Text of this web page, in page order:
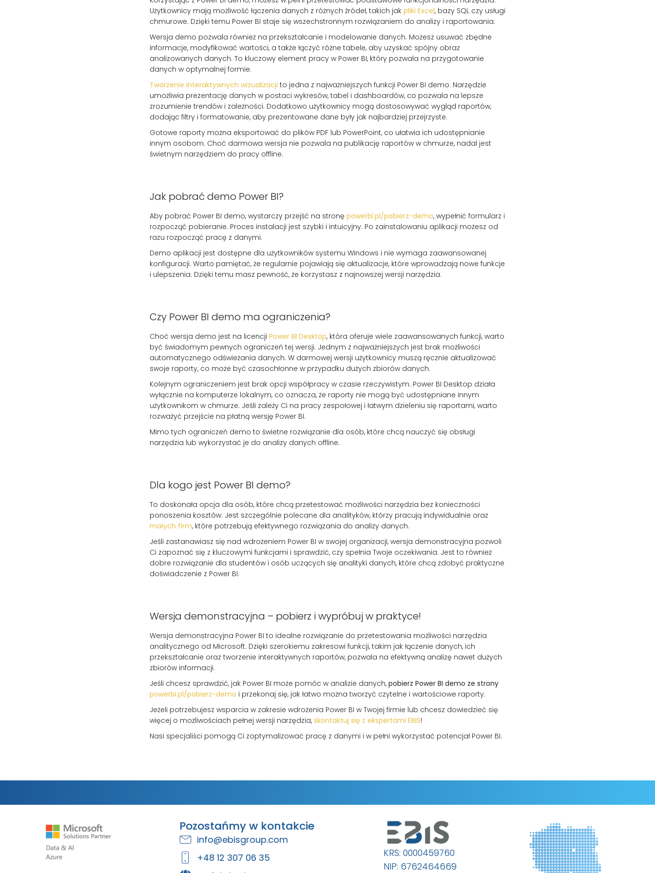
Użytkownicy mają możliwość łączenia danych z różnych źródeł, takich jak pliki Excel, bazy SQL czy usługi
chmurowe. Dzięki temu Power BI staje się wszechstronnym rozwiązaniem do analizy i raportowania.
Wersja demo pozwala również na przekształcanie i modelowanie danych. Możesz usuwać zbędne
informacje, modyfikować wartości, a także łączyć różne tabele, aby uzyskać spójny obraz
analizowanych danych. To kluczowy element pracy w Power BI, który pozwala na przygotowanie
danych w optymalnej formie.
Tworzenie interaktywnych wizualizacji to jedna z najważniejszych funkcji Power BI demo. Narzędzie
umożliwia prezentację danych w postaci wykresów, tabel i dashboardów, co pozwala na lepsze
zrozumienie trendów i zależności. Dodatkowo użytkownicy mogą dostosowywać wygląd raportów,
dodając filtry i formatowanie, aby prezentowane dane były jak najbardziej przejrzyste.
Gotowe raporty można eksportować do plików PDF lub PowerPoint, co ułatwia ich udostępnianie
innym osobom. Choć darmowa wersja nie pozwala na publikację raportów w chmurze, nadal jest
świetnym narzędziem do pracy offline.
Jak pobrać demo Power BI?
Aby pobrać Power BI demo, wystarczy przejść na stronę powerbi.pl/pobierz-demo, wypełnić formularz i
rozpocząć pobieranie. Proces instalacji jest szybki i intuicyjny. Po zainstalowaniu aplikacji możesz od
razu rozpocząć pracę z danymi.
Demo aplikacji jest dostępne dla użytkowników systemu Windows i nie wymaga zaawansowanej
konfiguracji. Warto pamiętać, że regularnie pojawiają się aktualizacje, które wprowadzają nowe funkcje
i ulepszenia. Dzięki temu masz pewność, że korzystasz z najnowszej wersji narzędzia.
Czy Power BI demo ma ograniczenia?
Choć wersja demo jest na licencji Power BI Desktop, która oferuje wiele zaawansowanych funkcji, warto
być świadomym pewnych ograniczeń tej wersji. Jednym z najważniejszych jest brak możliwości
automatycznego odświeżania danych. W darmowej wersji użytkownicy muszą ręcznie aktualizować
swoje raporty, co może być czasochłonne w przypadku dużych zbiorów danych.
Kolejnym ograniczeniem jest brak opcji współpracy w czasie rzeczywistym. Power BI Desktop działa
wyłącznie na komputerze lokalnym, co oznacza, że raporty nie mogą być udostępniane innym
użytkownikom w chmurze. Jeśli zależy Ci na pracy zespołowej i łatwym dzieleniu się raportami, warto
rozważyć przejście na płatną wersję Power BI.
Mimo tych ograniczeń demo to świetne rozwiązanie dla osób, które chcą nauczyć się obsługi
narzędzia lub wykorzystać je do analizy danych offline.
Dla kogo jest Power BI demo?
To doskonała opcja dla osób, które chcą przetestować możliwości narzędzia bez konieczności
ponoszenia kosztów. Jest szczególnie polecane dla analityków, którzy pracują indywidualnie oraz
małych firm, które potrzebują efektywnego rozwiązania do analizy danych.
Jeśli zastanawiasz się nad wdrożeniem Power BI w swojej organizacji, wersja demonstracyjna pozwoli
Ci zapoznać się z kluczowymi funkcjami i sprawdzić, czy spełnia Twoje oczekiwania. Jest to również
dobre rozwiązanie dla studentów i osób uczących się analityki danych, które chcą zdobyć praktyczne
doświadczenie z Power BI.
Wersja demonstracyjna – pobierz i wypróbuj w praktyce!
Wersja demonstracyjna Power BI to idealne rozwiązanie do przetestowania możliwości narzędzia
analitycznego od Microsoft. Dzięki szerokiemu zakresowi funkcji, takim jak łączenie danych, ich
przekształcanie oraz tworzenie interaktywnych raportów, pozwala na efektywną analizę nawet dużych
zbiorów informacji.
Jeśli chcesz sprawdzić, jak Power BI może pomóc w analizie danych, pobierz Power BI demo ze strony
powerbi.pl/pobierz-demo i przekonaj się, jak łatwo można tworzyć czytelne i wartościowe raporty.
Jeżeli potrzebujesz wsparcia w zakresie wdrożenia Power BI w Twojej firmie lub chcesz dowiedzieć się
więcej o możliwościach pełnej wersji narzędzia, skontaktuj się z ekspertami EBIS!
Nasi specjaliści pomogą Ci zoptymalizować pracę z danymi i w pełni wykorzystać potencjał Power BI.
Pozostańmy w kontakcie
info@ebisgroup.com
+48 12 307 06 35
KRS: 0000459760
NIP: 6762464669